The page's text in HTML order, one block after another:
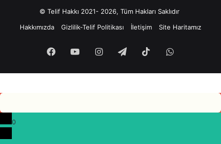
© Telif Hakkı 2021- 2026, Tüm Hakları Saklıdır
Hakkımızda
Gizlilik-Telif Politikası İletişim Site Haritamız
Facebook
YouTubeInstagram
TelegramTikTokWhatsApp
0